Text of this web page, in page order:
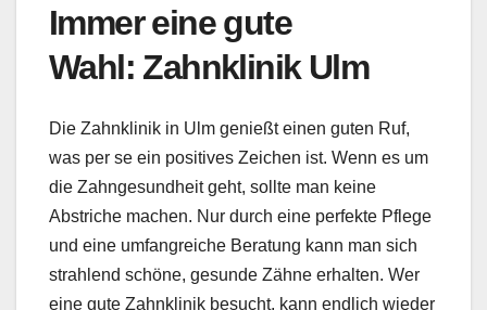
Immer eine gute
Wahl: Zahnklinik Ulm
Die Zahnklinik in Ulm genießt einen guten Ruf,
was per se ein positives Zeichen ist. Wenn es um
die Zahngesundheit geht, sollte man keine
Abstriche machen. Nur durch eine perfekte Pflege
und eine umfangreiche Beratung kann man sich
strahlend schöne, gesunde Zähne erhalten. Wer
eine gute Zahnklinik besucht, kann endlich wieder